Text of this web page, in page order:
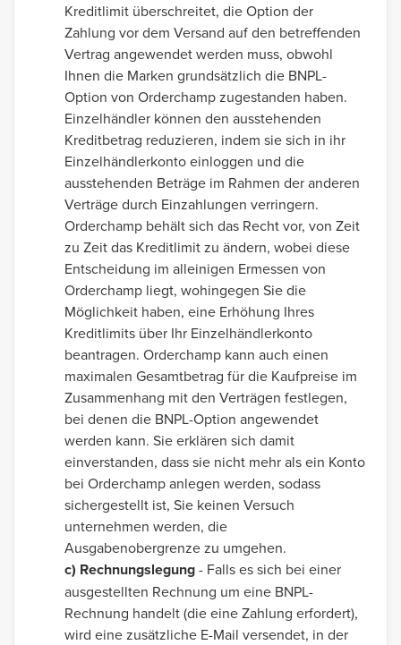
Kreditlimit überschreitet, die Option der
Zahlung vor dem Versand auf den betreffenden
Vertrag angewendet werden muss, obwohl
Ihnen die Marken grundsätzlich die BNPL-
Option von Orderchamp zugestanden haben.
Einzelhändler können den ausstehenden
Kreditbetrag reduzieren, indem sie sich in ihr
Einzelhändlerkonto einloggen und die
ausstehenden Beträge im Rahmen der anderen
Verträge durch Einzahlungen verringern.
Orderchamp behält sich das Recht vor, von Zeit
zu Zeit das Kreditlimit zu ändern, wobei diese
Entscheidung im alleinigen Ermessen von
Orderchamp liegt, wohingegen Sie die
Möglichkeit haben, eine Erhöhung Ihres
Kreditlimits über Ihr Einzelhändlerkonto
beantragen. Orderchamp kann auch einen
maximalen Gesamtbetrag für die Kaufpreise im
Zusammenhang mit den Verträgen festlegen,
bei denen die BNPL-Option angewendet
werden kann. Sie erklären sich damit
einverstanden, dass sie nicht mehr als ein Konto
bei Orderchamp anlegen werden, sodass
sichergestellt ist, Sie keinen Versuch
unternehmen werden, die
Ausgabenobergrenze zu umgehen.
c) Rechnungslegung- Falls es sich bei einer
ausgestellten Rechnung um eine BNPL-
Rechnung handelt (die eine Zahlung erfordert),
wird eine zusätzliche E-Mail versendet, in der